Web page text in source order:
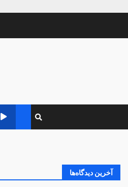
آخرین دیدگاه‌ها